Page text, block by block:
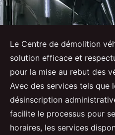
Le Centre de démolition
solution efficace et
pour la mise au rebut des
Avec des services tels que
désinscription
facilite le processus pour
horaires, les services